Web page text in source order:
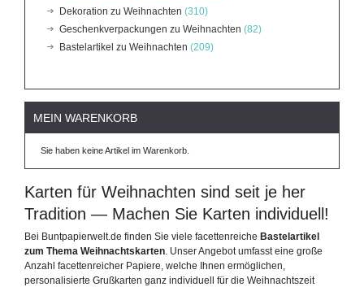
Dekoration zu Weihnachten (310)
Geschenkverpackungen zu Weihnachten (82)
Bastelartikel zu Weihnachten (209)
MEIN WARENKORB
Sie haben keine Artikel im Warenkorb.
Karten für Weihnachten sind seit je her
Tradition — Machen Sie Karten individuell!
Bei Buntpapierwelt.de finden Sie viele facettenreiche Bastelartikel
zum Thema Weihnachtskarten. Unser Angebot umfasst eine große
Anzahl facettenreicher Papiere, welche Ihnen ermöglichen,
personalisierte Grußkarten ganz individuell für die Weihnachtszeit